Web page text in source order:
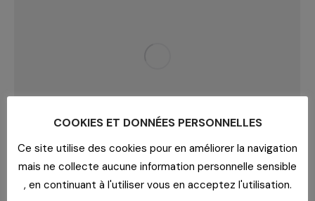
COOKIES ET DONNÉES PERSONNELLES
Ce site utilise des cookies pour en améliorer la navigation
mais ne collecte aucune information personnelle sensible
, en continuant à l'utiliser vous en acceptez l'utilisation.